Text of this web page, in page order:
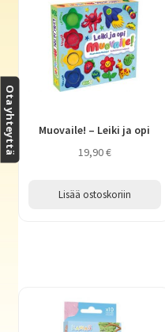
Muovaile! – Leiki ja opi
19,90€
Lisää ostoskoriin
Ota yhteyttä